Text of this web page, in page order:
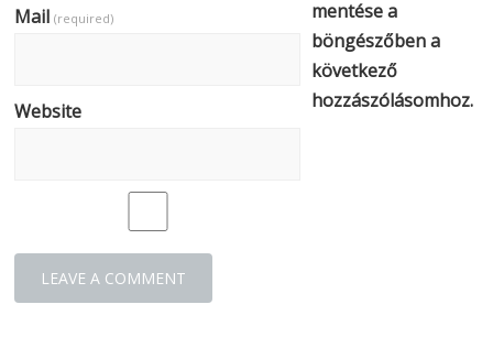
Mail(required)
Website
mentése a
böngészőben a
következő
hozzászólásomhoz.